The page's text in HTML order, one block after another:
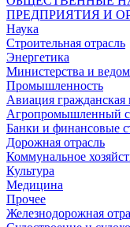
ПРЕДПРИЯТИЯ И
Наука
Строительная отрасль
Энергетика
Министерства и
Промышленность
Авиация гражданская
Агропромышленный
Банки и финансовые
Дорожная отрасль
Коммунальное
Культура
Медицина
Прочее
Железнодорожная